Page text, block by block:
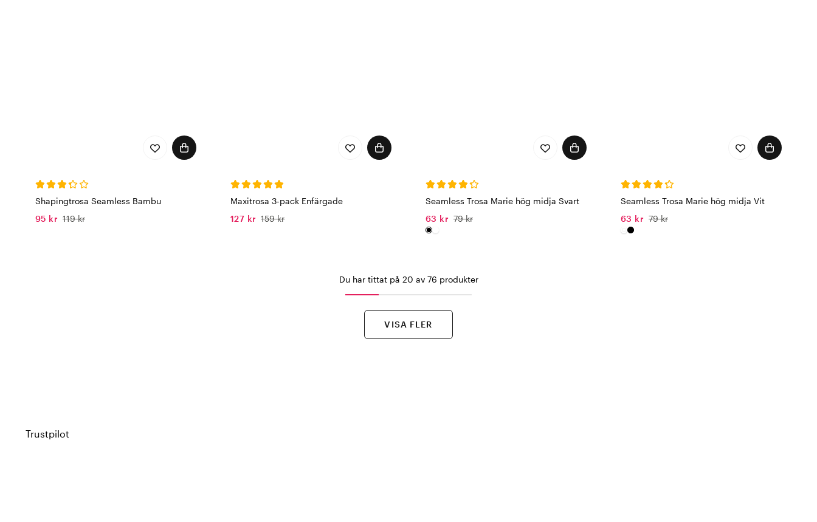
Shapingtrosa Seamless Bambu
95 kr 119 kr
Maxitrosa 3-pack Enfärgade
127 kr 159 kr
Seamless Trosa Marie hög midja Svart
63 kr 79 kr
Seamless Trosa Marie hög midja Vit
63 kr 79 kr
Du har tittat på 20 av 76 produkter
VISA FLER
Trustpilot